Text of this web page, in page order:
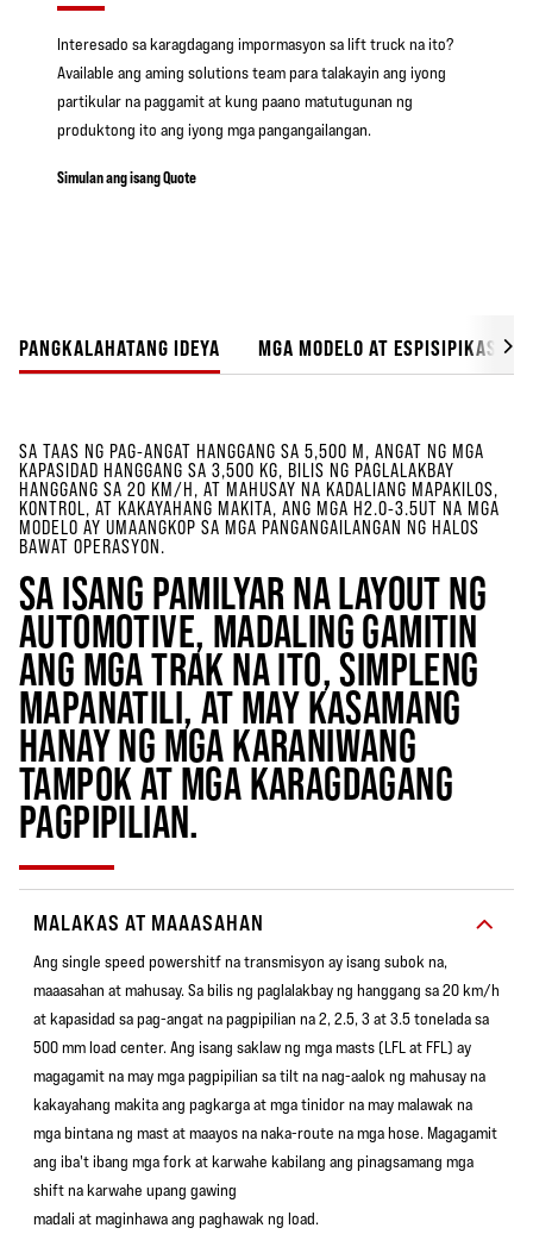
Interesado sa karagdagang impormasyon sa lift truck na ito?
Available ang aming solutions team para talakayin ang iyong
partikular na paggamit at kung paano matutugunan ng
produktong ito ang iyong mga pangangailangan.
Simulan ang isang Quote
PANGKALAHATANG IDEYA MGA MODELO AT ESPISIPIKASYON
SA TAAS NG PAG-ANGAT HANGGANG SA 5,500 M, ANGAT NG MGA
KAPASIDAD HANGGANG SA 3,500 KG, BILIS NG PAGLALAKBAY
HANGGANG SA 20 KM/H, AT MAHUSAY NA KADALIANG MAPAKILOS,
KONTROL, AT KAKAYAHANG MAKITA, ANG MGA H2.0-3.5UT NA MGA
MODELO AY UMAANGKOP SA MGA PANGANGAILANGAN NG HALOS
BAWAT OPERASYON.
SA ISANG PAMILYAR NA LAYOUT NG
AUTOMOTIVE, MADALING GAMITIN
ANG MGA TRAK NA ITO, SIMPLENG
MAPANATILI, AT MAY KASAMANG
HANAY NG MGA KARANIWANG
TAMPOK AT MGA KARAGDAGANG
PAGPIPILIAN.
MALAKAS AT MAAASAHAN
Ang single speed powershitf na transmisyon ay isang subok na,
maaasahan at mahusay. Sa bilis ng paglalakbay ng hanggang sa 20 km/h
at kapasidad sa pag-angat na pagpipilian na 2, 2.5, 3 at 3.5 tonelada sa
500 mm load center. Ang isang saklaw ng mga masts (LFL at FFL) ay
magagamit na may mga pagpipilian sa tilt na nag-aalok ng mahusay na
kakayahang makita ang pagkarga at mga tinidor na may malawak na
mga bintana ng mast at maayos na naka-route na mga hose. Magagamit
ang iba't ibang mga fork at karwahe kabilang ang pinagsamang mga
shift na karwahe upang gawing
madali at maginhawa ang paghawak ng load.